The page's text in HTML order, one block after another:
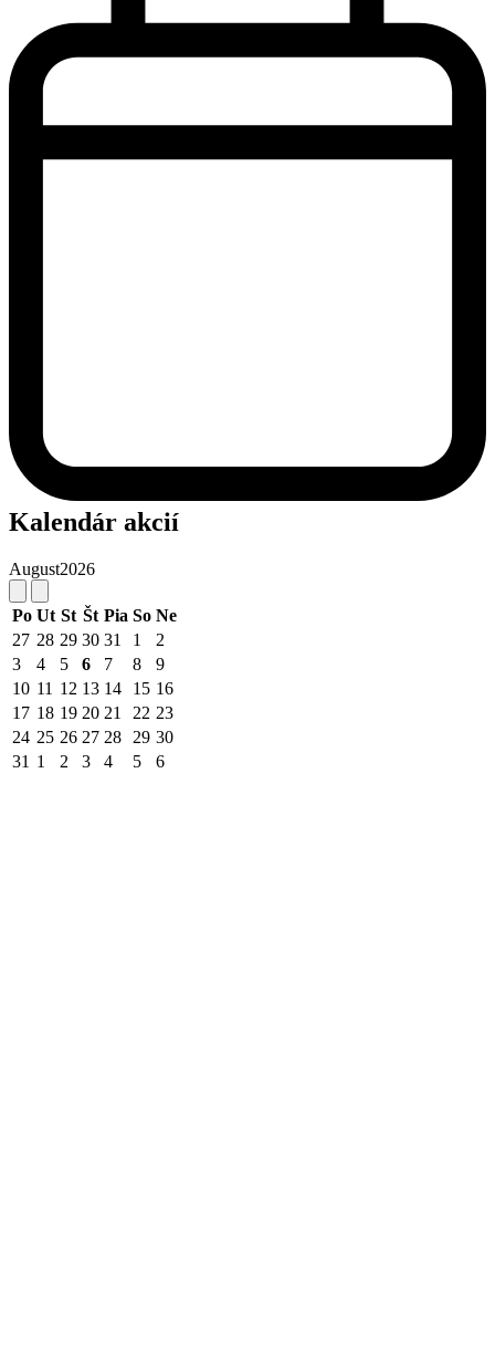
Kalendár akcií
August2026
Po Ut St Št Pia So Ne
27 28 29 30 31 1
2
3
4 5 6 7 8
9
10 11 12 13 14 15 16
17 18 19 20 21 22 23
24 25 26 27 28 29 30
31 1 2 3 4 5 6